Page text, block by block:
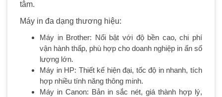
tâm.
Máy in đa dạng thương hiệu:
Máy in Brother: Nổi bật với độ bền cao, chi phí
vận hành thấp, phù hợp cho doanh nghiệp in ấn số
lượng lớn.
Máy in HP: Thiết kế hiện đại, tốc độ in nhanh, tích
hợp nhiều tính năng thông minh.
Máy in Canon: Bản in sắc nét, giá thành hợp lý,